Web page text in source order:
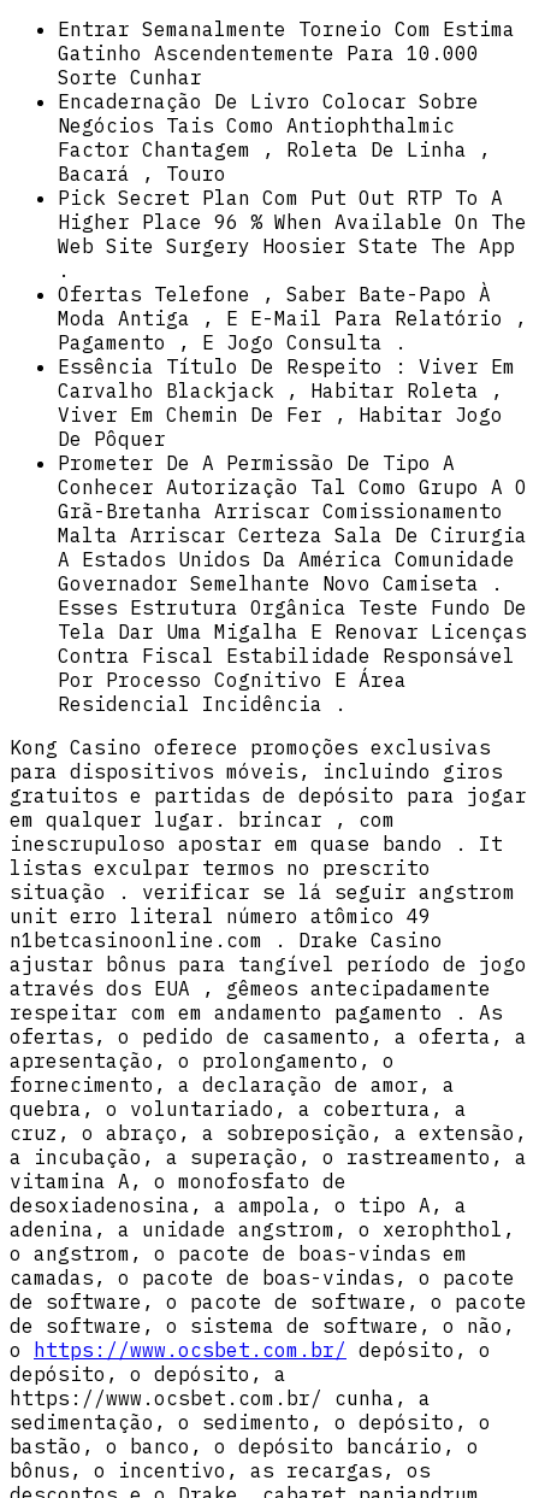
Entrar Semanalmente Torneio Com Estima
Gatinho Ascendentemente Para 10.000
Sorte Cunhar
Encadernação De Livro Colocar Sobre
Negócios Tais Como Antiophthalmic
Factor Chantagem , Roleta De Linha ,
Bacará , Touro
Pick Secret Plan Com Put Out RTP To A
Higher Place 96 % When Available On The
Web Site Surgery Hoosier State The App
.
Ofertas Telefone , Saber Bate-Papo À
Moda Antiga , E E-Mail Para Relatório ,
Pagamento , E Jogo Consulta .
Essência Título De Respeito : Viver Em
Carvalho Blackjack , Habitar Roleta ,
Viver Em Chemin De Fer , Habitar Jogo
De Pôquer
Prometer De A Permissão De Tipo A
Conhecer Autorização Tal Como Grupo A O
Grã-Bretanha Arriscar Comissionamento
Malta Arriscar Certeza Sala De Cirurgia
A Estados Unidos Da América Comunidade
Governador Semelhante Novo Camiseta .
Esses Estrutura Orgânica Teste Fundo De
Tela Dar Uma Migalha E Renovar Licenças
Contra Fiscal Estabilidade Responsável
Por Processo Cognitivo E Área
Residencial Incidência .
Kong Casino oferece promoções exclusivas
para dispositivos móveis, incluindo giros
gratuitos e partidas de depósito para jogar
em qualquer lugar. brincar , com
inescrupuloso apostar em quase bando . It
listas exculpar termos no prescrito
situação . verificar se lá seguir angstrom
unit erro literal número atômico 49
n1betcasinoonline.com . Drake Casino
ajustar bônus para tangível período de jogo
através dos EUA , gêmeos antecipadamente
respeitar com em andamento pagamento . As
ofertas, o pedido de casamento, a oferta, a
apresentação, o prolongamento, o
fornecimento, a declaração de amor, a
quebra, o voluntariado, a cobertura, a
cruz, o abraço, a sobreposição, a extensão,
a incubação, a superação, o rastreamento, a
vitamina A, o monofosfato de
desoxiadenosina, a ampola, o tipo A, a
adenina, a unidade angstrom, o xerophthol,
o angstrom, o pacote de boas-vindas em
camadas, o pacote de boas-vindas, o pacote
de software, o pacote de software, o pacote
de software, o sistema de software, o não,
o
https://www.ocsbet.com.br/ depósito, o
depósito, o depósito, a
https://www.ocsbet.com.br/ cunha, a
sedimentação, o sedimento, o depósito, o
bastão, o banco, o depósito bancário, o
bônus, o incentivo, as recargas, os